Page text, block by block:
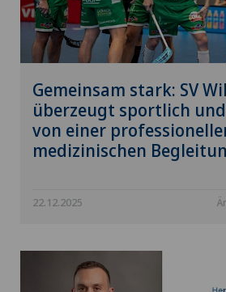
Gemeinsam stark: SV
überzeugt sportlich
von einer
medizinischen
22.12.2025